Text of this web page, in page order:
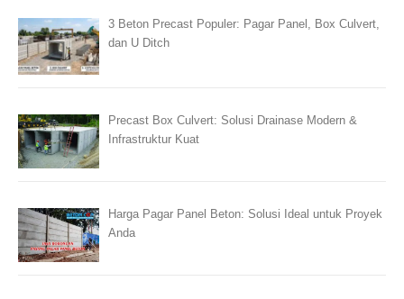
3 Beton Precast Populer: Pagar Panel, Box Culvert,
dan U Ditch
Precast Box Culvert: Solusi Drainase Modern &
Infrastruktur Kuat
Harga Pagar Panel Beton: Solusi Ideal untuk Proyek
Anda